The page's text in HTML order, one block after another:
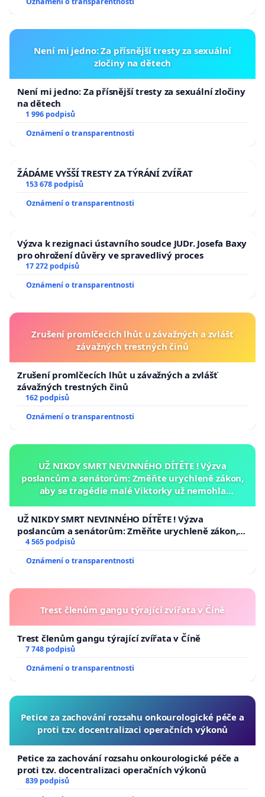
Není mi jedno: Za přísnější tresty za sexuální
zločiny na dětech
Není mi jedno: Za přísnější tresty za sexuální zločiny
na dětech
1 996 podpisů
Oznámení o transparentnosti
ŽÁDÁME VYŠŠÍ TRESTY ZA TÝRÁNÍ ZVÍŘAT
153 678 podpisů
Oznámení o transparentnosti
Výzva k rezignaci ústavního soudce JUDr. Josefa Baxy
pro ohrožení důvěry ve spravedlivý proces
17 272 podpisů
Oznámení o transparentnosti
Zrušení promlčecích lhůt u závažných a zvlášť
závažných trestných činů
Zrušení promlčecích lhůt u závažných a zvlášť
závažných trestných činů
162 podpisů
Oznámení o transparentnosti
UŽ NIKDY SMRT NEVINNÉHO DÍTĚTE ! Výzva
poslancům a senátorům: Změňte urychleně zákon,
aby se tragédie malé Viktorky už nemohla
UŽ NIKDY SMRT NEVINNÉHO DÍTĚTE ! Výzva
poslancům a senátorům: Změňte urychleně zákon,
aby se tragédie malé Viktorky už nemohla opakovat!
4 565 podpisů
Oznámení o transparentnosti
Trest členům gangu týrající zvířata v Číně
Trest členům gangu týrající zvířata v Číně
7 748 podpisů
Oznámení o transparentnosti
Petice za zachování rozsahu onkourologické péče a
proti tzv. docentralizaci operačních výkonů
Petice za zachování rozsahu onkourologické péče a
proti tzv. docentralizaci operačních výkonů
839 podpisů